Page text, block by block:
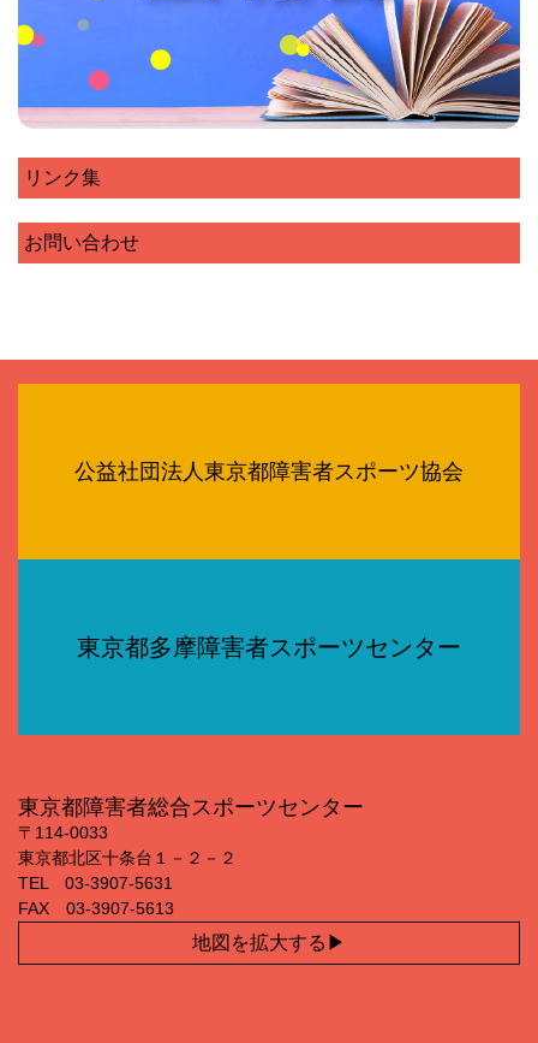
リンク集
お問い合わせ
公益社団法人東京都障害者スポーツ協会
東京都多摩障害者スポーツセンター
東京都障害者総合スポーツセンター
〒114‐0033
東京都北区十条台１－２－２
TEL 03‐3907‐5631
FAX 03‐3907‐5613
地図を拡大する